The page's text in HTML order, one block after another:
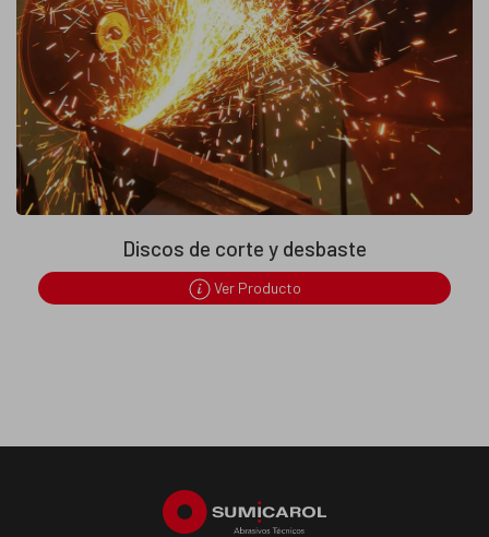
Discos de corte y desbaste
Ver Producto